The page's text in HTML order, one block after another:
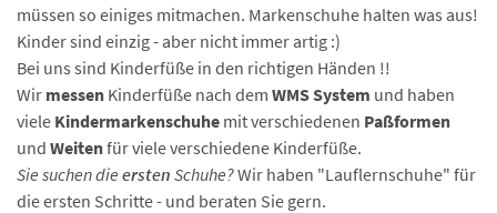
müssen so einiges mitmachen. Markenschuhe halten was aus!
Kinder sind einzig - aber nicht immer artig :)
Bei uns sind Kinderfüße in den richtigen Händen !!
Wir messen Kinderfüße nach dem WMS System und haben
viele Kindermarkenschuhe mit verschiedenen Paßformen
und Weitenfür viele verschiedene Kinderfüße.
Sie suchen die ersten Schuhe?Wir haben "Lauflernschuhe" für
die ersten Schritte - und beraten Sie gern.